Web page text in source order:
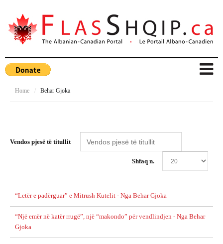
Home / Behar Gjoka
Vendos pjesë të titullit
Shfaq n.
“Letër e padërguar” e Mitrush Kutelit - Nga Behar Gjoka
“Një emër në katër rrugë”, një “makondo” për vendlindjen - Nga Behar
Gjoka